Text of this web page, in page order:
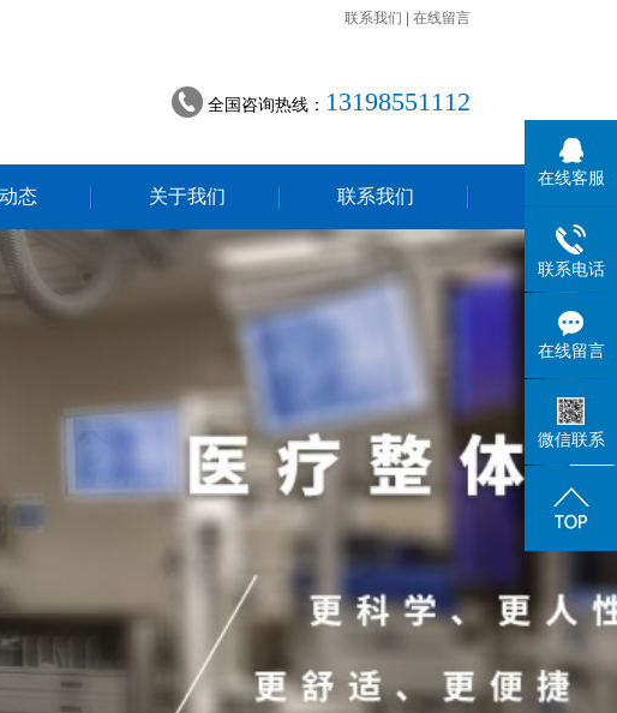
联系我们 在线留言
全国咨询热线： 13198551112
态
闻
闻
关于我们 联系我们
在线客服
联系电话
在线留言
微信联系